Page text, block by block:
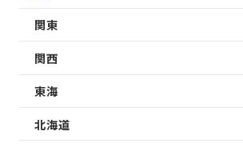
関東
関西
東海
北海道